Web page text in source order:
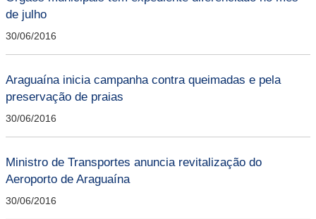
de julho
30/06/2016
Araguaína inicia campanha contra queimadas e pela
preservação de praias
30/06/2016
Ministro de Transportes anuncia revitalização do
Aeroporto de Araguaína
30/06/2016